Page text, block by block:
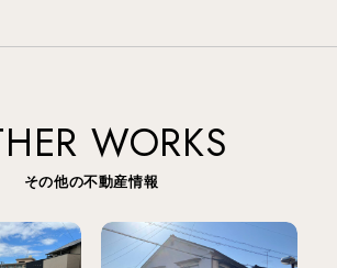
WORKS
その他の不動産情報